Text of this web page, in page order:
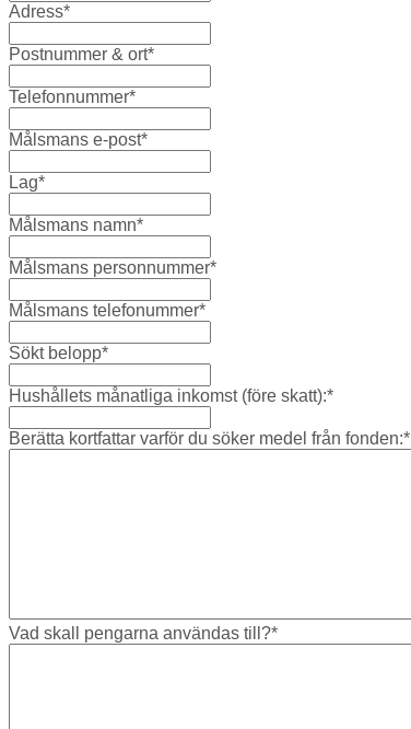
Adress*
Postnummer & ort*
Telefonnummer*
Målsmans e-post*
Lag*
Målsmans namn*
Målsmans personnummer*
Målsmans telefonummer*
Sökt belopp*
Hushållets månatliga inkomst (före skatt):*
Berätta kortfattar varför du söker medel från fonden:*
Vad skall pengarna användas till?*